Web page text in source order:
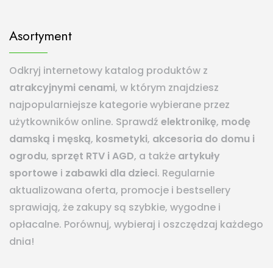
Asortyment
Odkryj internetowy katalog produktów z
atrakcyjnymi cenami, w którym znajdziesz
najpopularniejsze kategorie wybierane przez
użytkowników online. Sprawdź elektronikę, modę
damską i męską, kosmetyki, akcesoria do domu i
ogrodu, sprzęt RTV i AGD, a także artykuły
sportowe i zabawki dla dzieci. Regularnie
aktualizowana oferta, promocje i bestsellery
sprawiają, że zakupy są szybkie, wygodne i
opłacalne. Porównuj, wybieraj i oszczędzaj każdego
dnia!